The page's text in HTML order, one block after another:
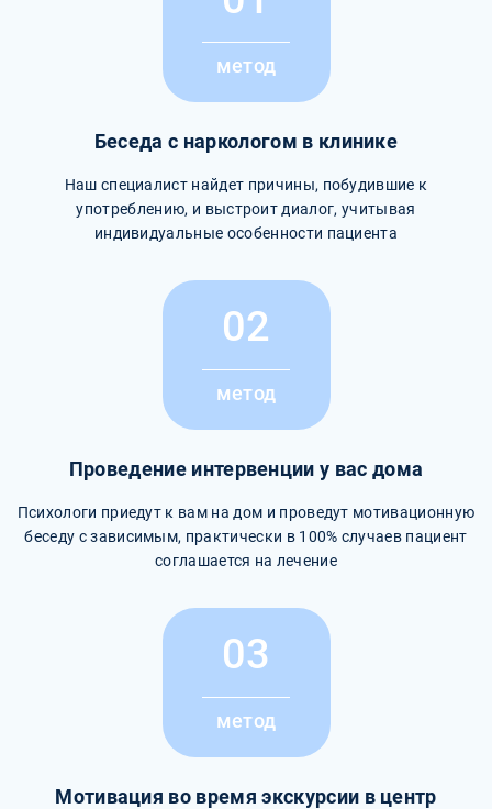
метод
Беседа с наркологом в клинике
Наш специалист найдет причины, побудившие к
употреблению, и выстроит диалог, учитывая
индивидуальные особенности пациента
02
метод
Проведение интервенции у вас дома
Психологи приедут к вам на дом и проведут мотивационную
беседу с зависимым, практически в 100% случаев пациент
соглашается на лечение
03
метод
Мотивация во время экскурсии в центр